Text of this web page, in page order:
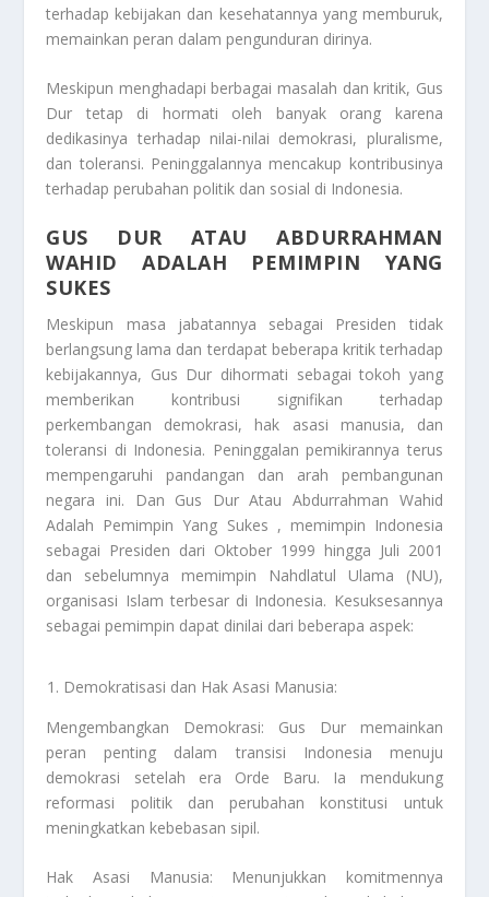
terhadap kebijakan dan kesehatannya yang memburuk,
memainkan peran dalam pengunduran dirinya.
Meskipun menghadapi berbagai masalah dan kritik, Gus
Dur tetap di hormati oleh banyak orang karena
dedikasinya terhadap nilai-nilai demokrasi, pluralisme,
dan toleransi. Peninggalannya mencakup kontribusinya
terhadap perubahan politik dan sosial di Indonesia.
GUS DUR ATAU ABDURRAHMAN
WAHID ADALAH PEMIMPIN YANG
SUKES
Meskipun masa jabatannya sebagai Presiden tidak
berlangsung lama dan terdapat beberapa kritik terhadap
kebijakannya, Gus Dur dihormati sebagai tokoh yang
memberikan kontribusi signifikan terhadap
perkembangan demokrasi, hak asasi manusia, dan
toleransi di Indonesia. Peninggalan pemikirannya terus
mempengaruhi pandangan dan arah pembangunan
negara ini. Dan Gus Dur Atau Abdurrahman Wahid
Adalah Pemimpin Yang Sukes , memimpin Indonesia
sebagai Presiden dari Oktober 1999 hingga Juli 2001
dan sebelumnya memimpin Nahdlatul Ulama (NU),
organisasi Islam terbesar di Indonesia. Kesuksesannya
sebagai pemimpin dapat dinilai dari beberapa aspek:
Demokratisasi dan Hak Asasi Manusia:
Mengembangkan Demokrasi: Gus Dur memainkan
peran penting dalam transisi Indonesia menuju
demokrasi setelah era Orde Baru. Ia mendukung
reformasi politik dan perubahan konstitusi untuk
meningkatkan kebebasan sipil.
Hak Asasi Manusia: Menunjukkan komitmennya